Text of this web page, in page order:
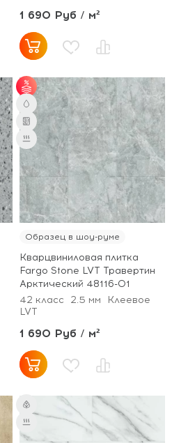
1 690 Руб / м²
от 60 м² - скидка 6%.
Образец в шоу-руме
Кварцвиниловая плитка
Fargo Stone LVT Травертин
Арктический 48116-01
42 класс
2.5 мм
Клеевое
LVT
1 690 Руб / м²